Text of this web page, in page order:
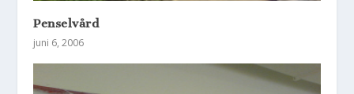
Penselvård
juni 6, 2006